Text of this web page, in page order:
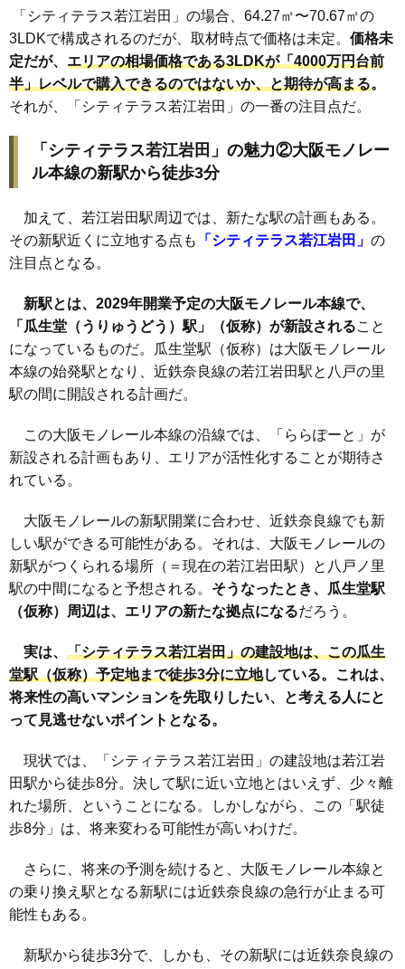
「シティテラス若江岩田」の場合、64.27㎡〜70.67㎡の
3LDKで構成されるのだが、取材時点で価格は未定。 価格未
定だが、 エリアの相場価格である3LDKが「4000万円台前
半」レベルで購入できるのではないか、と期待が高まる。
それが、「シティテラス若江岩田」の一番の注目点だ。
「シティテラス若江岩田」の魅力②大阪モノレー
ル本線の新駅から徒歩3分
加えて、若江岩田駅周辺では、新たな駅の計画もある。
その新駅近くに立地する点も
「シティテラス若江岩田」 の
注目点となる。
新駅とは、2029年開業予定の大阪モノレール本線で、
「瓜生堂（うりゅうどう）駅」（仮称）が新設されること
になっているものだ。瓜生堂駅（仮称）は大阪モノレール
本線の始発駅となり、近鉄奈良線の若江岩田駅と八戸の里
駅の間に開設される計画だ。
この大阪モノレール本線の沿線では、「ららぽーと」が
新設される計画もあり、エリアが活性化することが期待さ
れている。
大阪モノレールの新駅開業に合わせ、近鉄奈良線でも新
しい駅ができる可能性がある。それは、大阪モノレールの
新駅がつくられる場所（＝現在の若江岩田駅）と八戸ノ里
駅の中間になると予想される。 そうなったとき、瓜生堂駅
（仮称）周辺は、エリアの新たな拠点になるだろう。
実は、 「シティテラス若江岩田」の建設地は、この瓜生
堂駅（仮称）予定地まで徒歩3分に立地している。これは、
将来性の高いマンションを先取りしたい、と考える人にと
って見逃せないポイントとなる。
現状では、「シティテラス若江岩田」の建設地は若江岩
田駅から徒歩8分。決して駅に近い立地とはいえず、少々離
れた場所、ということになる。しかしながら、この「駅徒
歩8分」は、将来変わる可能性が高いわけだ。
さらに、将来の予測を続けると、大阪モノレール本線と
の乗り換え駅となる新駅には近鉄奈良線の急行が止まる可
能性もある。
新駅から徒歩3分で、しかも、その新駅には近鉄奈良線の